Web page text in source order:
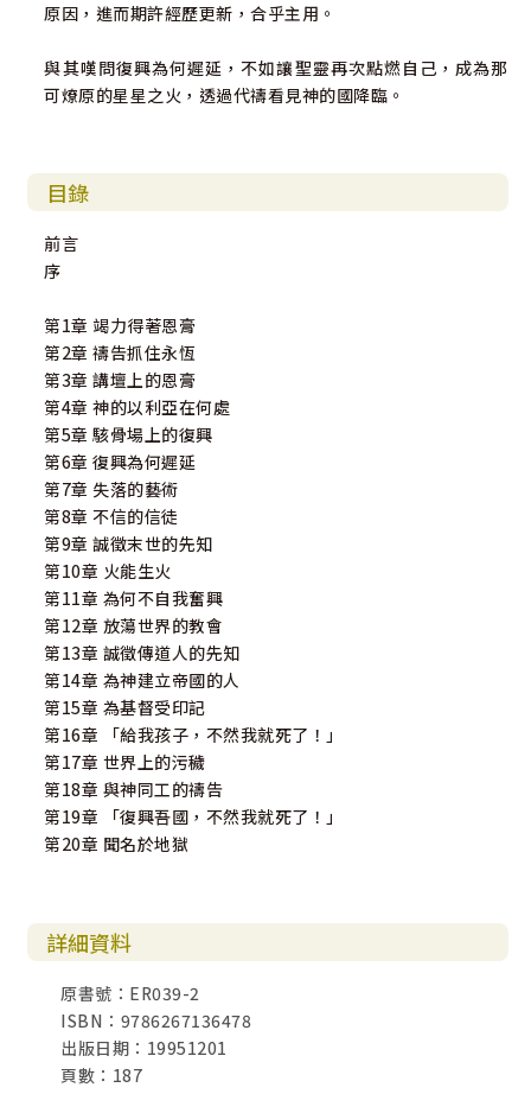
原因，進而期許經歷更新，合乎主用。
與其嘆問復興為何遲延，不如讓聖靈再次點燃自己，成為那
可燎原的星星之火，透過代禱看見神的國降臨。
目錄
前言
序
第1章 竭力得著恩膏
第2章 禱告抓住永恆
第3章 講壇上的恩膏
第4章 神的以利亞在何處
第5章 駭骨場上的復興
第6章 復興為何遲延
第7章 失落的藝術
第8章 不信的信徒
第9章 誠徵末世的先知
第10章 火能生火
第11章 為何不自我奮興
第12章 放蕩世界的教會
第13章 誠徵傳道人的先知
第14章 為神建立帝國的人
第15章 為基督受印記
第16章 「給我孩子，不然我就死了！」
第17章 世界上的污穢
第18章 與神同工的禱告
第19章 「復興吾國，不然我就死了！」
第20章 聞名於地獄
詳細資料
原書號：ER039-2
ISBN：9786267136478
出版日期：19951201
頁數：187